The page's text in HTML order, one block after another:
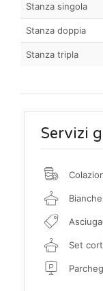
Stanza singola
Stanza doppia
Stanza tripla
Servizi
Set